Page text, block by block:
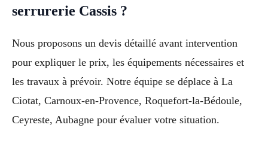
serrurerie Cassis ?
Nous proposons un devis détaillé avant intervention
pour expliquer le prix, les équipements nécessaires et
les travaux à prévoir. Notre équipe se déplace à La
Ciotat, Carnoux-en-Provence, Roquefort-la-Bédoule,
Ceyreste, Aubagne pour évaluer votre situation.